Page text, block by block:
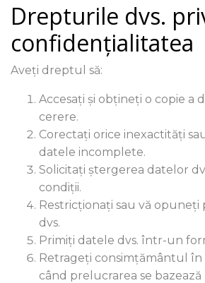
Drepturile dvs.
confidențialitatea
Aveți dreptul să:
Accesați și obțineți o copie a
cerere.
Corectați orice inexactități
datele incomplete.
Solicitați ștergerea datelor
condiții.
Restricționați sau vă
dvs.
Primiți datele dvs. într-un
Retrageți consimțământul
când prelucrarea se